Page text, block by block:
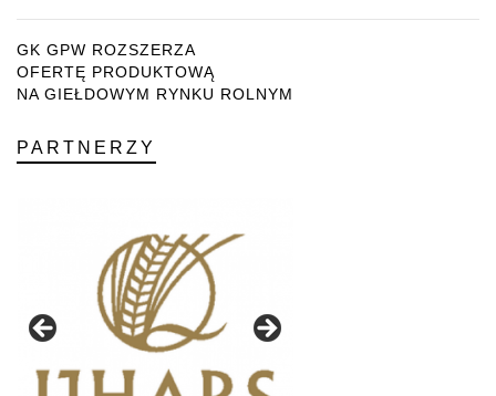
GK GPW ROZSZERZA
OFERTĘ PRODUKTOWĄ
NA GIEŁDOWYM RYNKU ROLNYM
PARTNERZY